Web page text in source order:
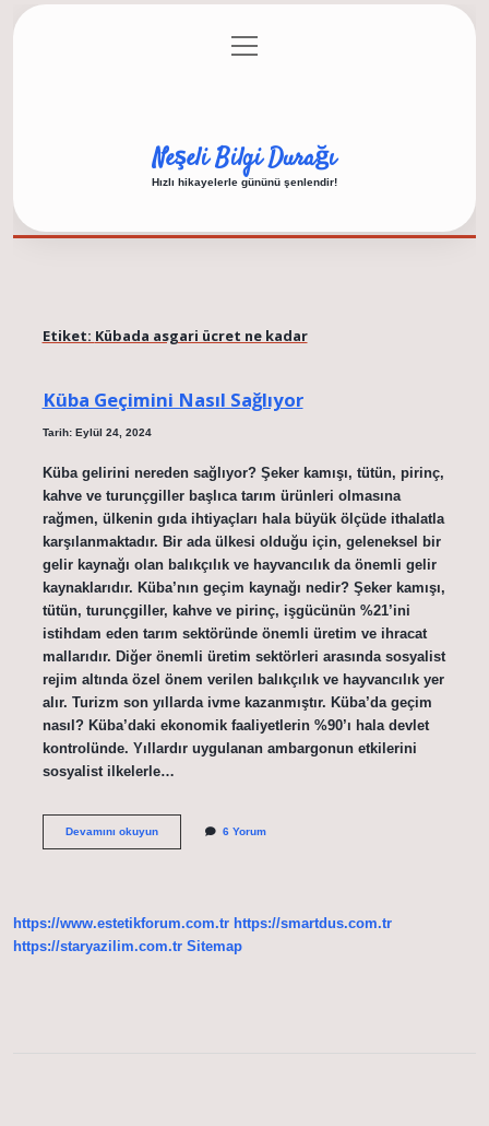
Gizlilik Politikası
menüyü
aç
Neşeli Bilgi Durağı
Hızlı hikayelerle gününü şenlendir!
Etiket: Kübada asgari ücret ne kadar
Küba Geçimini Nasıl Sağlıyor
Tarih: Eylül 24, 2024
Küba gelirini nereden sağlıyor? Şeker kamışı, tütün, pirinç,
kahve ve turunçgiller başlıca tarım ürünleri olmasına
rağmen, ülkenin gıda ihtiyaçları hala büyük ölçüde ithalatla
karşılanmaktadır. Bir ada ülkesi olduğu için, geleneksel bir
gelir kaynağı olan balıkçılık ve hayvancılık da önemli gelir
kaynaklarıdır. Küba’nın geçim kaynağı nedir? Şeker kamışı,
tütün, turunçgiller, kahve ve pirinç, işgücünün %21’ini
istihdam eden tarım sektöründe önemli üretim ve ihracat
mallarıdır. Diğer önemli üretim sektörleri arasında sosyalist
rejim altında özel önem verilen balıkçılık ve hayvancılık yer
alır. Turizm son yıllarda ivme kazanmıştır. Küba’da geçim
nasıl? Küba’daki ekonomik faaliyetlerin %90’ı hala devlet
kontrolünde. Yıllardır uygulanan ambargonun etkilerini
sosyalist ilkelerle…
Devamını okuyunKüba
6 Yorum
https://www.estetikforum.com.tr https://smartdus.com.tr
https://staryazilim.com.tr Sitemap